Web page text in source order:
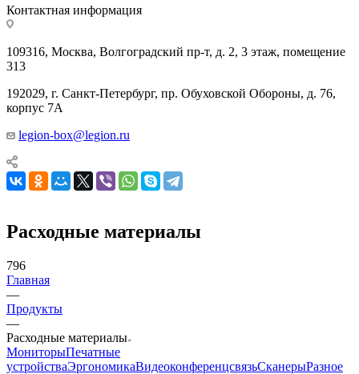
Контактная информация
109316, Москва, Волгоградский пр-т, д. 2, 3 этаж, помещение
313
192029, г. Санкт-Петербург, пр. Обуховской Обороны, д. 76,
корпус 7А
legion-box@legion.ru
Расходные материалы
796
Главная
—
Продукты
—
Расходные материалы
МониторыПечатные
устройстваЭргономикаВидеоконференцсвязьСканерыРазное